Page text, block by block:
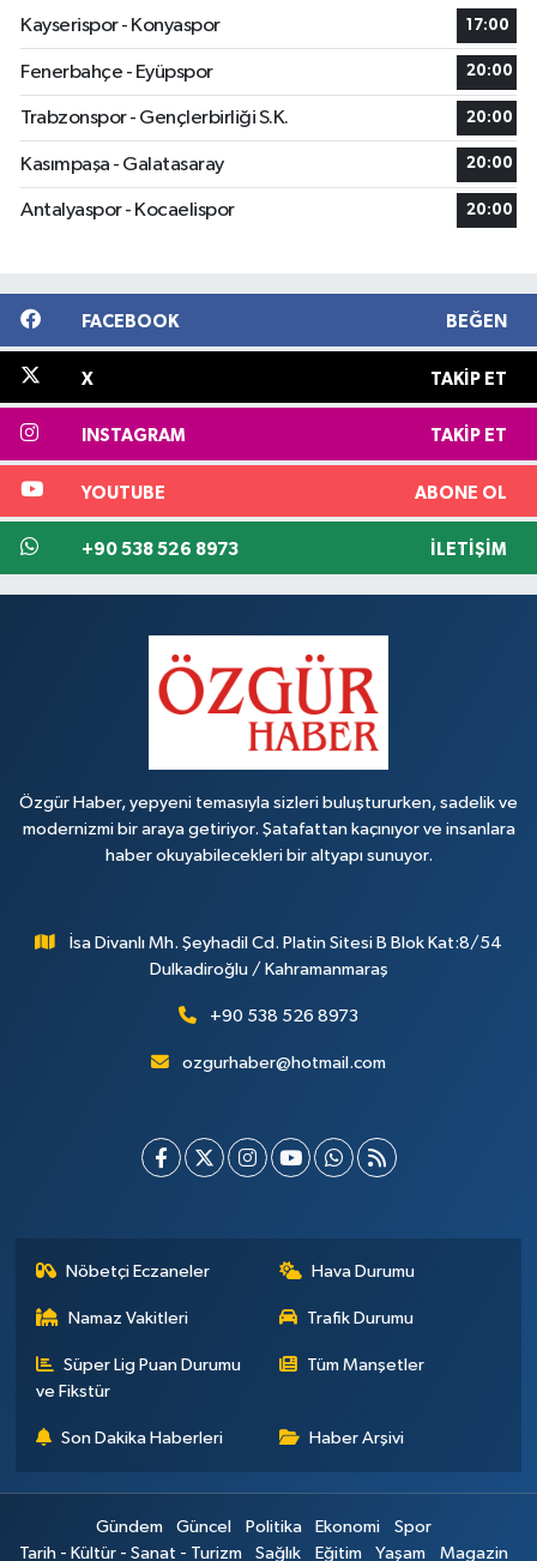
Kayserispor - Konyaspor
17:00
Fenerbahçe - Eyüpspor 20:00
Trabzonspor - Gençlerbirliği S.K. 20:00
Kasımpaşa - Galatasaray 20:00
Antalyaspor - Kocaelispor 20:00
FACEBOOK BEĞEN
X TAKIP ET
INSTAGRAM TAKIP ET
YOUTUBE ABONE OL
+90 538 526 8973 İLETIŞIM
Özgür Haber, yepyeni temasıyla sizleri buluştururken, sadelik ve
modernizmi bir araya getiriyor. Şatafattan kaçınıyor ve insanlara
haber okuyabilecekleri bir altyapı sunuyor.
İsa Divanlı Mh. Şeyhadil Cd. Platin Sitesi B Blok Kat:8/54
Dulkadiroğlu / Kahramanmaraş
+90 538 526 8973
ozgurhaber@hotmail.com
Nöbetçi Eczaneler Hava Durumu
Namaz Vakitleri Trafik Durumu
Süper Lig Puan Durumu
ve Fikstür
Tüm Manşetler
Son Dakika Haberleri Haber Arşivi
Gündem Güncel Politika Ekonomi
Spor
Tarih - Kültür - Sanat - Turizm
Sağlık Eğitim Yaşam Magazin